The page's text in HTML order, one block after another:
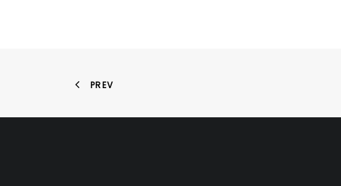
PREV